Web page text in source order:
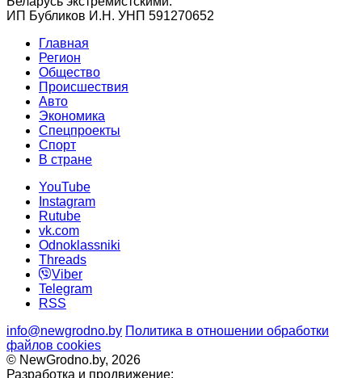
ИП Бубликов И.Н. УНП 591270652
Главная
Регион
Общество
Происшествия
Авто
Экономика
Спецпроекты
Cпорт
В стране
YouTube
Instagram
Rutube
vk.com
Odnoklassniki
Threads
Viber
Telegram
RSS
info@newgrodno.by Политика в отношении обработки
файлов cookies
© NewGrodno.by, 2026
Разработка и продвижение: